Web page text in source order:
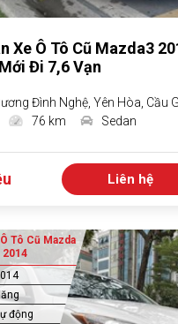
Xe Ô Tô Cũ Mazda3
Đi 7,6 Vạn
Đình Nghệ, Yên Hòa, Cầu
76 km Sedan
Liên hệ
Tô Cũ Mazda
2014
động